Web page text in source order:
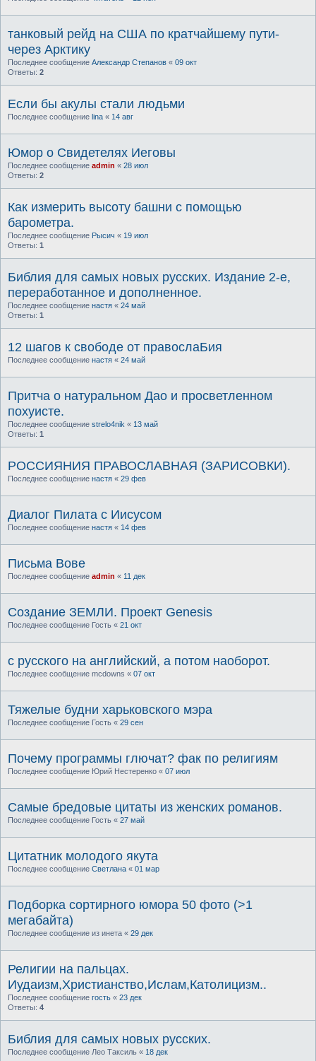
танковый рейд на США по кратчайшему пути-
через Арктику
Последнее сообщение Александр Степанов « 09 окт
Ответы: 2
Если бы акулы стали людьми
Последнее сообщение lina « 14 авг
Юмор о Свидетелях Иеговы
Последнее сообщение admin « 28 июл
Ответы: 2
Как измерить высоту башни с помощью
барометра.
Последнее сообщение Рысич « 19 июл
Ответы: 1
Библия для самых новых русских. Издание 2-е,
переработанное и дополненное.
Последнее сообщение настя « 24 май
Ответы: 1
12 шагов к свободе от правослаБия
Последнее сообщение настя « 24 май
Притча о натуральном Дао и просветленном
похуисте.
Последнее сообщение strelo4nik « 13 май
Ответы: 1
РОССИЯНИЯ ПРАВОСЛАВНАЯ (ЗАРИСОВКИ).
Последнее сообщение настя « 29 фев
Диалог Пилата с Иисусом
Последнее сообщение настя « 14 фев
Письма Вове
Последнее сообщение admin « 11 дек
Создание ЗЕМЛИ. Пpоект Genesis
Последнее сообщение Гость « 21 окт
c русского на английский, а потом наоборот.
Последнее сообщение mcdowns « 07 окт
Тяжелые будни харьковского мэра
Последнее сообщение Гость « 29 сен
Почему программы глючат? фак по религиям
Последнее сообщение Юрий Нестеренко « 07 июл
Самые бредовые цитаты из женских романов.
Последнее сообщение Гость « 27 май
Цитатник молодого якута
Последнее сообщение Светлана « 01 мар
Подборка сортирного юмора 50 фото (>1
мегабайта)
Последнее сообщение из инета « 29 дек
Религии на пальцах.
Иудаизм,Христианство,Ислам,Католицизм..
Последнее сообщение гость « 23 дек
Ответы: 4
Библия для самых новых русских.
Последнее сообщение Лео Таксиль « 18 дек